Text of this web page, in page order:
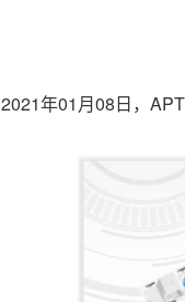
2021年01月08日，